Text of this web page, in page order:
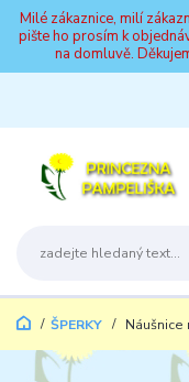
Milé zákaznice, milí
pište ho prosím k
na domluvě.
ŠPERKY Náušnice